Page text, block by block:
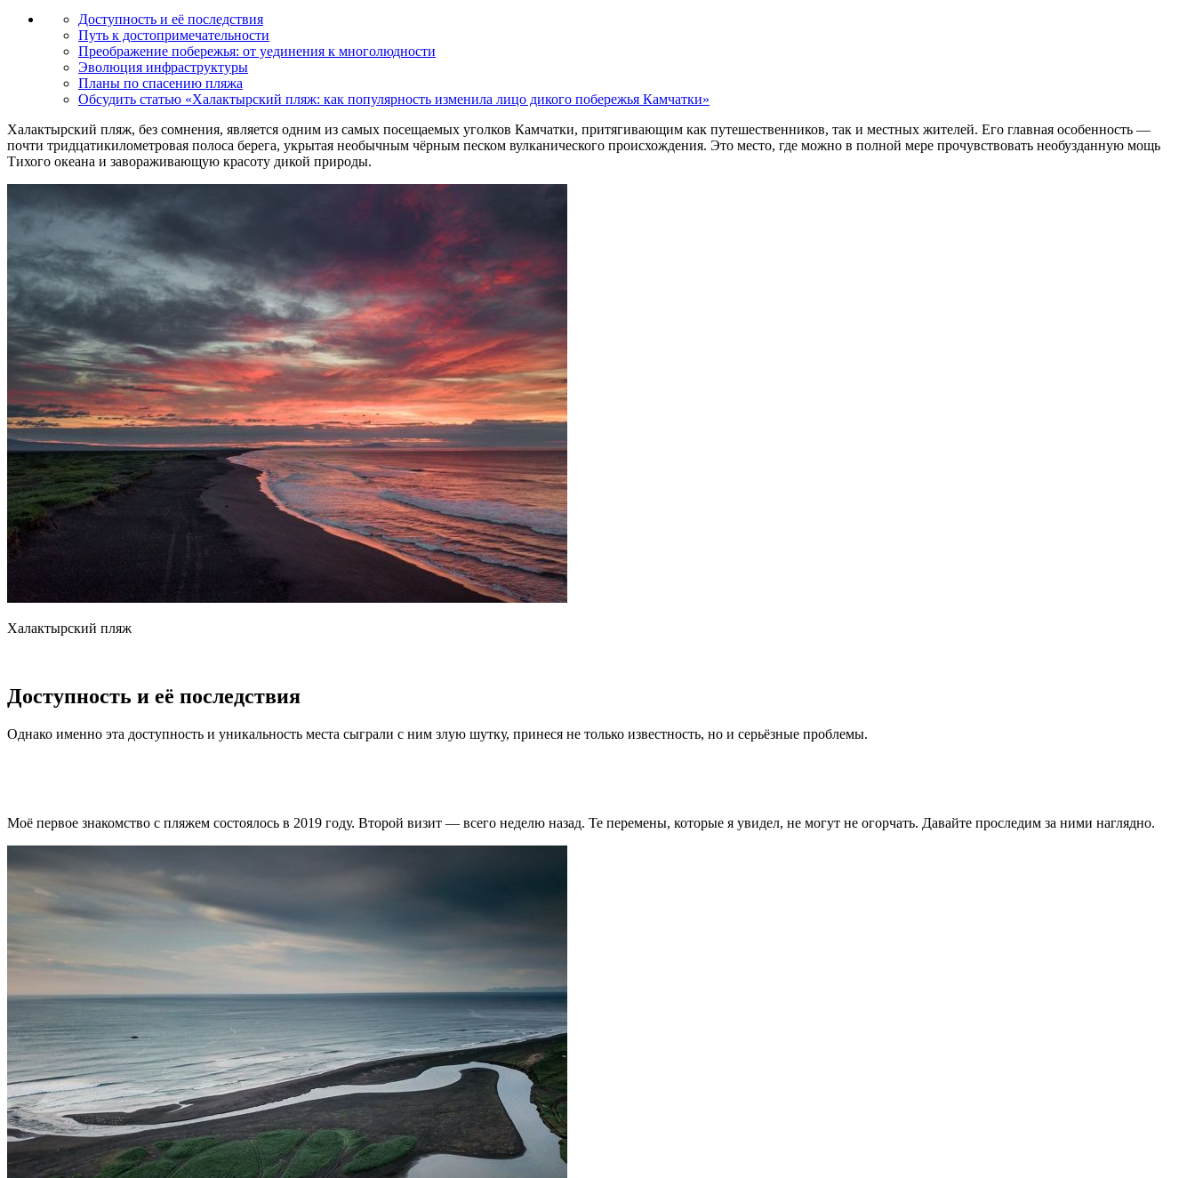
Доступность и её последствия
Путь к достопримечательности
Преображение побережья: от уединения к многолюдности
Эволюция инфраструктуры
Планы по спасению пляжа
Обсудить статью «Халактырский пляж: как популярность изменила лицо дикого побережья Камчатки»
Халактырский пляж, без сомнения, является одним из самых посещаемых уголков Камчатки, притягивающим как путешественников, так и местных жителей. Его главная особенность —
почти тридцатикилометровая полоса берега, укрытая необычным чёрным песком вулканического происхождения. Это место, где можно в полной мере прочувствовать необузданную мощь
Тихого океана и завораживающую красоту дикой природы.
Халактырский пляж
Доступность и её последствия
Однако именно эта доступность и уникальность места сыграли с ним злую шутку, принеся не только известность, но и серьёзные проблемы.
Моё первое знакомство с пляжем состоялось в 2019 году. Второй визит — всего неделю назад. Те перемены, которые я увидел, не могут не огорчать. Давайте проследим за ними наглядно.